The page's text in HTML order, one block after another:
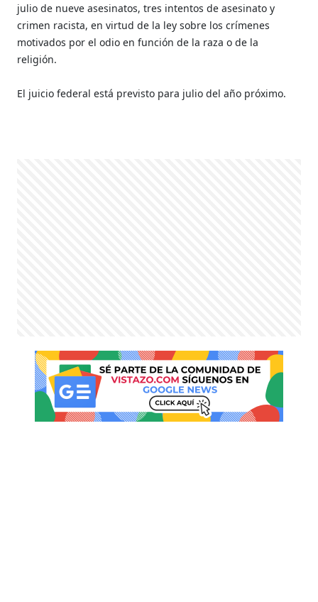
julio de nueve asesinatos, tres intentos de asesinato y
crimen racista, en virtud de la ley sobre los crímenes
motivados por el odio en función de la raza o de la
religión.
El juicio federal está previsto para julio del año próximo.